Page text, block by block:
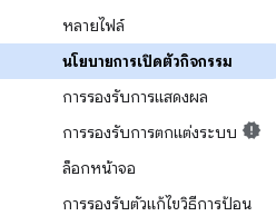
หลายไฟล์
นโยบายการเปิดตัวกิจกรรม
การรองรับการแสดงผล
การรองรับการตกแต่งระบบ
ล็อกหน้าจอ
การรองรับตัวแก้ไขวิธีการป้อน